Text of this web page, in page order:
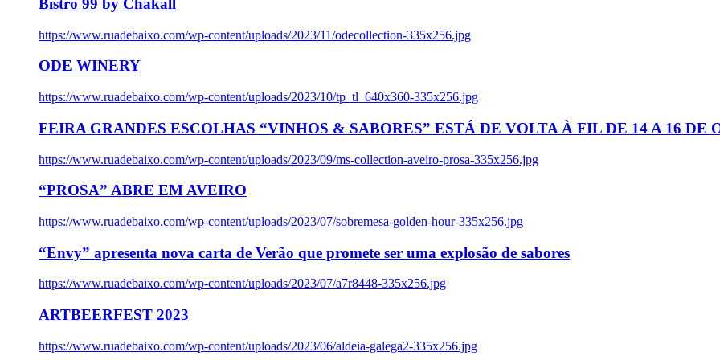
Bistro 99 by Chakall
https://www.ruadebaixo.com/wp-content/uploads/2023/11/odecollection-335x256.jpg
ODE WINERY
https://www.ruadebaixo.com/wp-content/uploads/2023/10/tp_tl_640x360-335x256.jpg
FEIRA GRANDES ESCOLHAS “VINHOS & SABORES” ESTÁ DE VOLTA À FIL DE 14 A 16 DE
https://www.ruadebaixo.com/wp-content/uploads/2023/09/ms-collection-aveiro-prosa-335x256.jpg
“PROSA” ABRE EM AVEIRO
https://www.ruadebaixo.com/wp-content/uploads/2023/07/sobremesa-golden-hour-335x256.jpg
“Envy” apresenta nova carta de Verão que promete ser uma explosão de sabores
https://www.ruadebaixo.com/wp-content/uploads/2023/07/a7r8448-335x256.jpg
ARTBEERFEST 2023
https://www.ruadebaixo.com/wp-content/uploads/2023/06/aldeia-galega2-335x256.jpg